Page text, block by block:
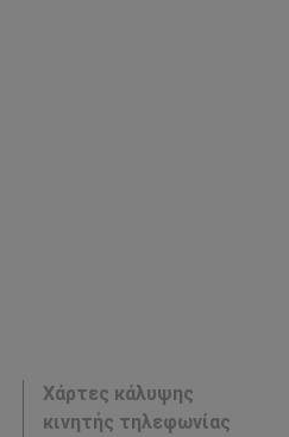
Χάρτες κάλυψης
κινητής τηλεφωνίας